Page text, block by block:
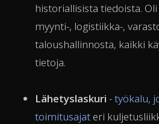
historiallisista tiedoista.
myynti-, logistiikka-,
taloushallinnosta, kaikki
tietoja.
Lähetyslaskuri -työkalu,
toimitusajat eri